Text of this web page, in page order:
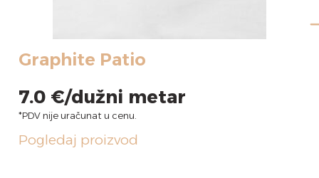
Graphite Patio
7.0 €
Pogledaj proizvod